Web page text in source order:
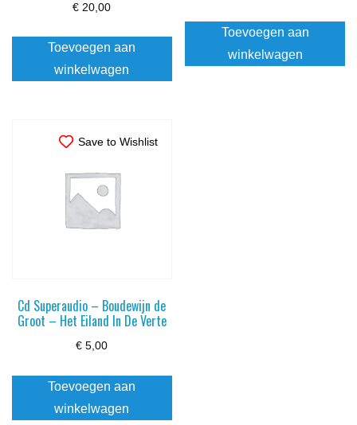
€ 20,00
Toevoegen aan
winkelwagen
Toevoegen aan
winkelwagen
Save to Wishlist
Cd Superaudio – Boudewijn de
Groot – Het Eiland In De Verte
€ 5,00
Toevoegen aan
winkelwagen